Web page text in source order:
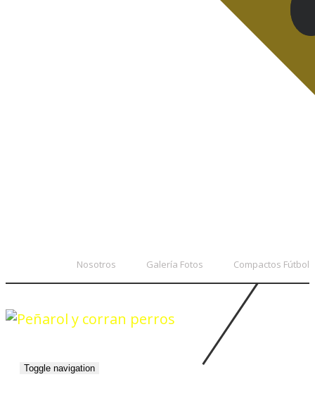
Nosotros Galería Fotos Compactos Fútbol
Toggle navigation